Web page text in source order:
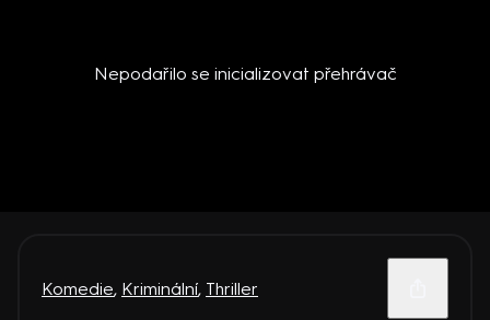
Nepodařilo se inicializovat přehrávač
Komedie, Kriminální, Thriller